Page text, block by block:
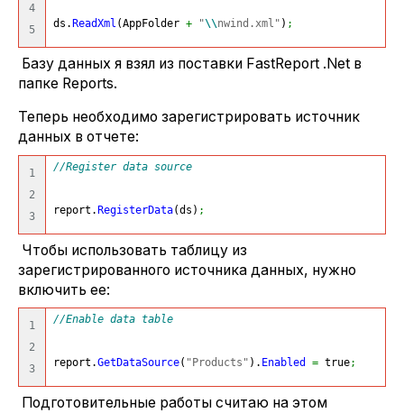
4
ds.ReadXml (AppFolder + "\\nwind.xml" ) ;
Базу данных я взял из поставки FastReport .Net в
папке Reports.
Теперь необходимо зарегистрировать источник
данных в отчете:
1
2
//Register data source
report.RegisterData(ds ) ;
Чтобы использовать таблицу из
зарегистрированного источника данных, нужно
включить ее:
1
2
//Enable data table
report.GetDataSource( "Products" ) . Enabled = true;
Подготовительные работы считаю на этом